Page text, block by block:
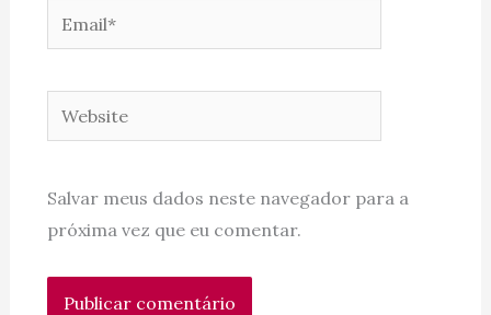
Email*
Website
Salvar meus dados neste navegador para a
próxima vez que eu comentar.